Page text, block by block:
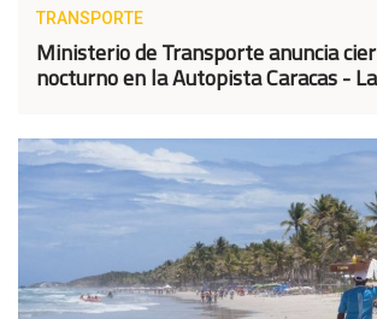
TRANSPORTE
Ministerio de Transporte anuncia
nocturno en la Autopista Caracas -